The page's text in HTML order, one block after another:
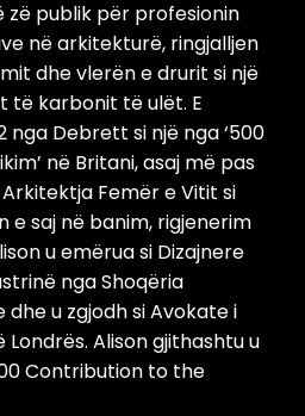
zë publik për profesionin
në arkitekturë, ringjalljen
dhe vlerën e drurit si një
të karbonit të ulët. E
nga Debrett si një nga ‘500
në Britani, asaj më pas
Arkitektja Femër e Vitit si
e saj në banim, rigjenerim
u emërua si Dizajnere
nga Shoqëria
u zgjodh si Avokate i
Alison gjithashtu u
Contribution to the